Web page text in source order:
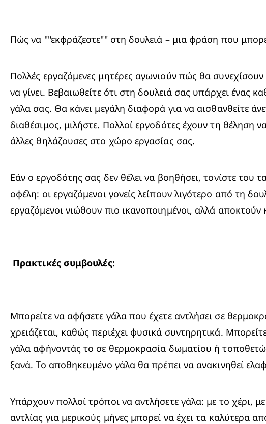
Πώς να ""εκφράζεστε"" στη δουλειά – μια φράση που
Πολλές εργαζόμενες μητέρες αγωνιούν πώς θα
να γίνει. Βεβαιωθείτε ότι στη δουλειά σας υπάρχει ένας
γάλα σας. Θα κάνει μεγάλη διαφορά για να αισθανθείτε
διαθέσιμος, μιλήστε. Πολλοί εργοδότες έχουν τη θέληση
άλλες θηλάζουσες στο χώρο εργασίας σας.
Εάν ο εργοδότης σας δεν θέλει να βοηθήσει, τονίστε του
οφέλη: οι εργαζόμενοι γονείς λείπουν λιγότερο από τη
εργαζόμενοι νιώθουν πιο ικανοποιημένοι, αλλά
Μπορείτε να αφήσετε γάλα που έχετε αντλήσει σε
χρειάζεται, καθώς περιέχει φυσικά συντηρητικά.
γάλα αφήνοντάς το σε θερμοκρασία δωματίου ή
ξανά. Το αποθηκευμένο γάλα θα πρέπει να ανακινηθεί
Υπάρχουν πολλοί τρόποι να αντλήσετε γάλα: με το χέρι,
αντλίας για μερικούς μήνες μπορεί να έχει τα